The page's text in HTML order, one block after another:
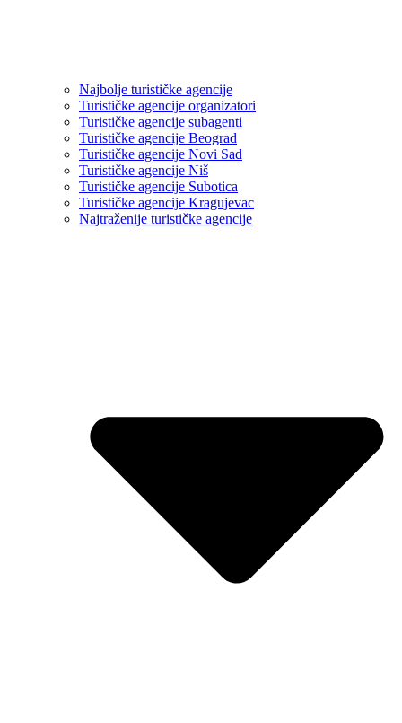
Najbolje turističke agencije
Turističke agencije organizatori
Turističke agencije subagenti
Turističke agencije Beograd
Turističke agencije Novi Sad
Turističke agencije Niš
Turističke agencije Subotica
Turističke agencije Kragujevac
Najtraženije turističke agencije